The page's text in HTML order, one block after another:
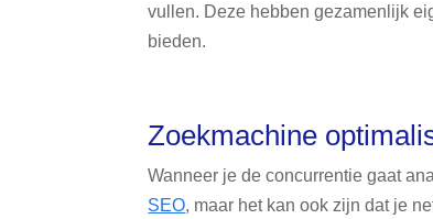
vullen. Deze hebben gezamenlijk
bieden.
Zoekmachine
Wanneer je de concurrentie gaat
SEO, maar het kan ook zijn dat je